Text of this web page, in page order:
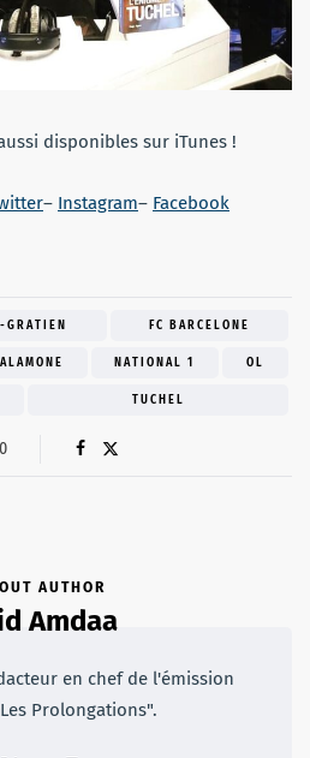
disponibles sur iTunes !
– Instagram– Facebook
GRATIEN FC BARCELONE
NATIONAL 1 OL
TUCHEL
0
AUTHOR
Amdaa
en chef de l'émission
Prolongations".